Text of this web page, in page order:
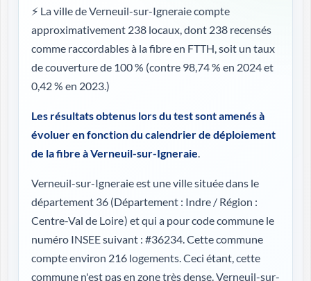
⚡ La ville de Verneuil-sur-Igneraie compte
approximativement 238 locaux, dont 238 recensés
comme raccordables à la fibre en FTTH, soit un taux
de couverture de 100 % (contre 98,74 % en 2024 et
0,42 % en 2023.)
Les résultats obtenus lors du test sont amenés à
évoluer en fonction du calendrier de déploiement
de la fibre à Verneuil-sur-Igneraie.
Verneuil-sur-Igneraie est une ville située dans le
département 36 (Département : Indre / Région :
Centre-Val de Loire) et qui a pour code commune le
numéro INSEE suivant : #36234. Cette commune
compte environ 216 logements. Ceci étant, cette
commune n'est pas en zone très dense. Verneuil-sur-